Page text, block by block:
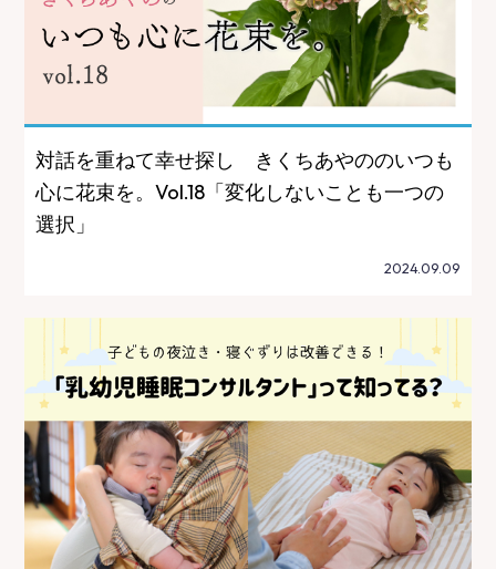
対話を重ねて幸せ探し きくちあやののいつも
心に花束を。Vol.18「変化しないことも一つの
選択」
2024.09.09